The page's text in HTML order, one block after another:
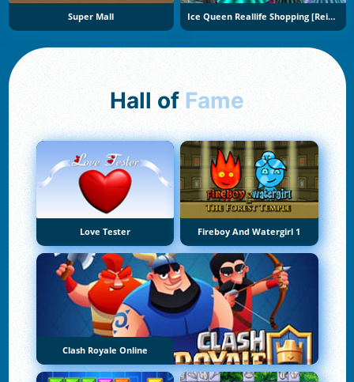
Super Mall Ice Queen Reallife Shopping [Reina Helada Compras En Vida Real]
Hall of Fame
Love Tester Fireboy And Watergirl 1
Clash Royale Online